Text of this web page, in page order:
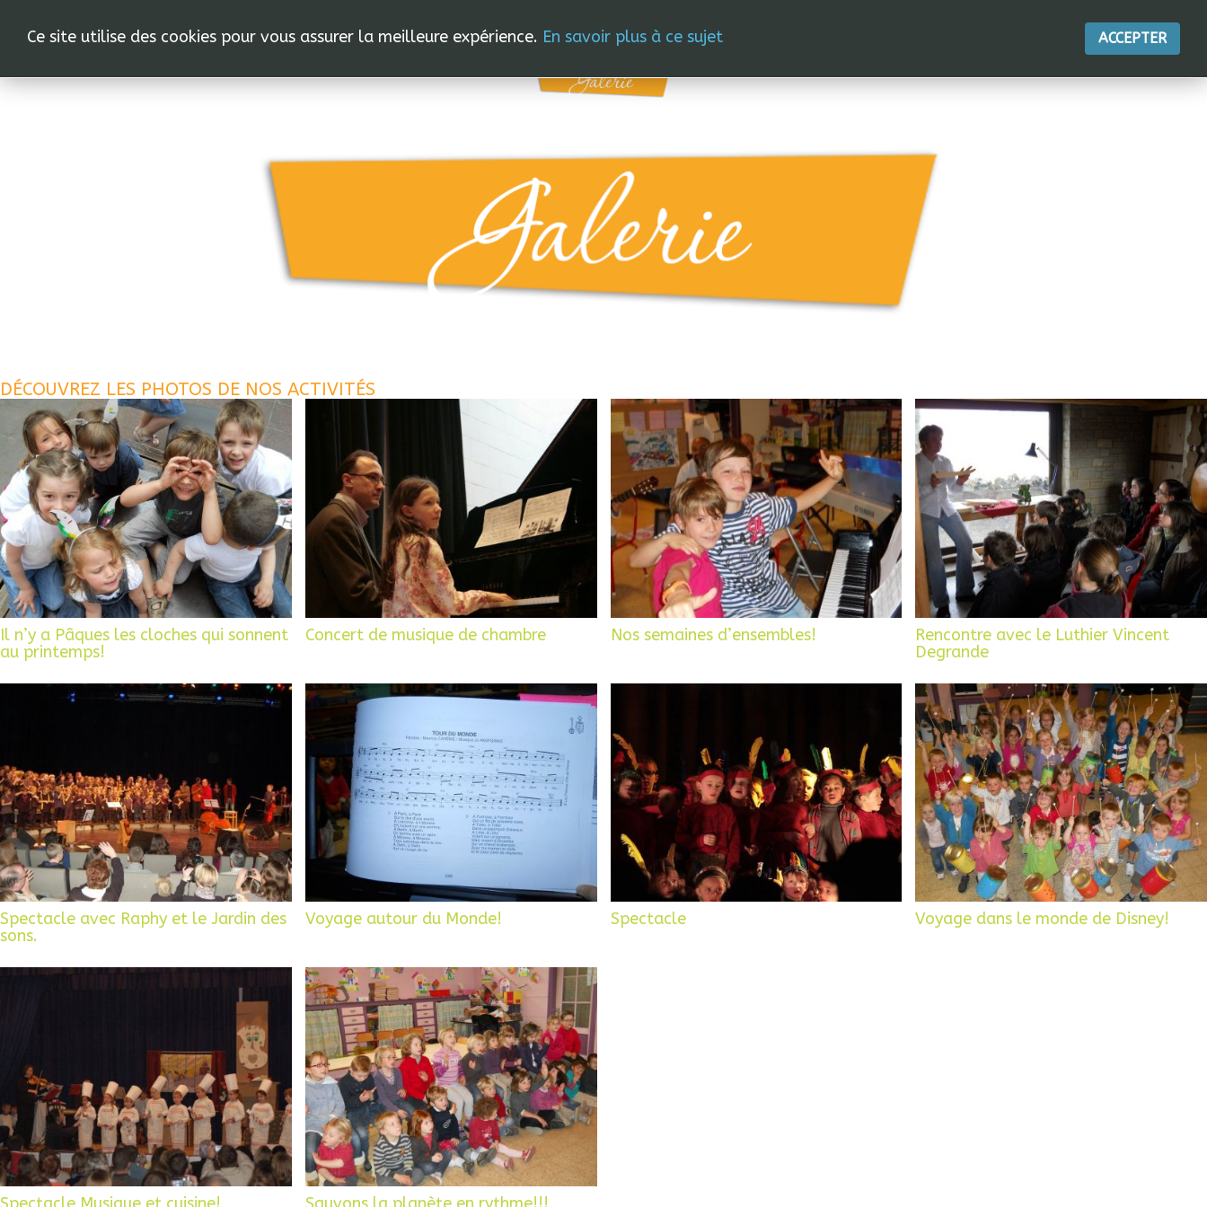
COURS STAGES PROFESSEURS ÉPHÉMÉRIDES
DÉCOUVREZ LES PHOTOS DE NOS ACTIVITÉS
Il n’y a Pâques les cloches qui sonnent
au printemps!
Concert de musique de chambre Nos semaines d’ensembles!
Rencontre avec le Luthier Vincent
Degrande
Spectacle avec Raphy et le Jardin des
sons.
Voyage autour du Monde! Spectacle Voyage dans le monde de Disney!
Ce site utilise des cookies pour vous assurer la meilleure expérience. En savoir plus à ce sujet ACCEPTER